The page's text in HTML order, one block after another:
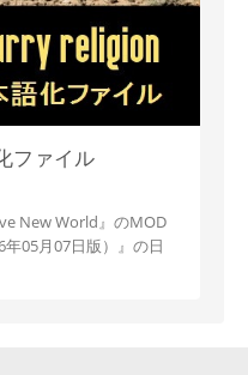
ファイル
New World』のMOD
05月07日版）』の日